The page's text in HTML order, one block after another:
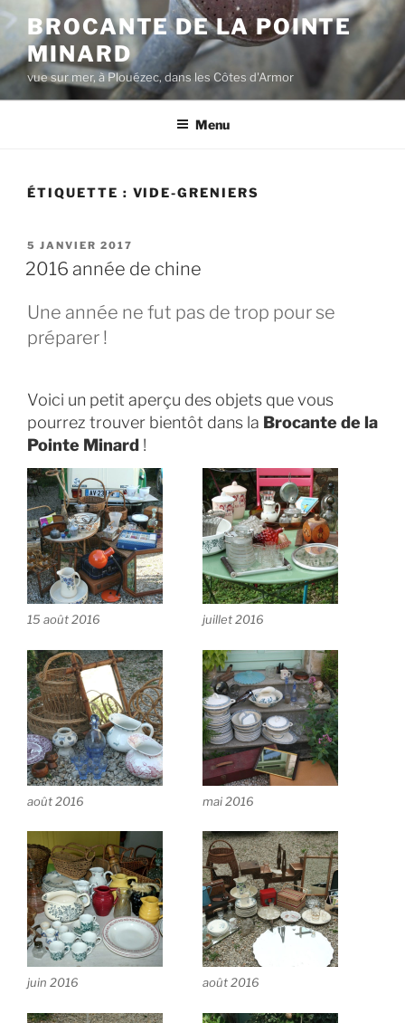
Aller
au
contenu
principal
BROCANTE DE LA POINTE
MINARD
vue sur mer, à Plouézec, dans les Côtes d'Armor
Menu
ÉTIQUETTE : VIDE-GRENIERS
PUBLIÉ
LE
5 JANVIER 2017
2016 année de chine
Une année ne fut pas de trop pour se
préparer !
Voici un petit aperçu des objets que vous
pourrez trouver bientôt dans la Brocante de la
Pointe Minard !
15 août 2016 juillet 2016
août 2016 mai 2016
juin 2016 août 2016